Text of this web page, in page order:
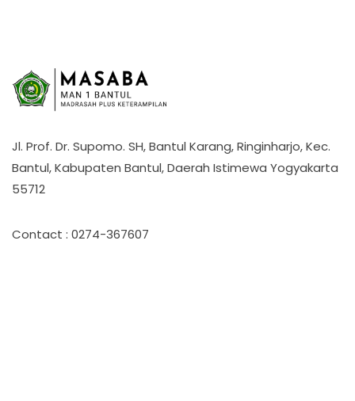
Jl. Prof. Dr. Supomo. SH, Bantul Karang, Ringinharjo, Kec.
Bantul, Kabupaten Bantul, Daerah Istimewa Yogyakarta
55712
Contact : 0274-367607